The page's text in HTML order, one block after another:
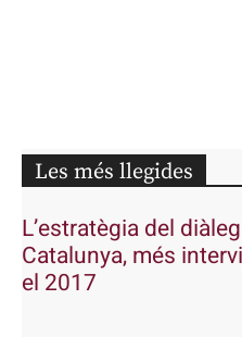
Les més llegides
L’estratègia del
Catalunya, més
el 2017